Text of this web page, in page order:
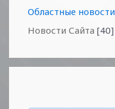
Областные новости
Новости Сайта [40]